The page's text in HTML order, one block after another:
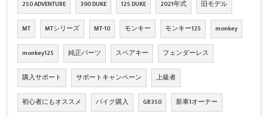
250 ADVENTURE 390 DUKE 125 DUKE 2021年式 旧モデル
MT MTシリーズ MT-10 モンキー モンキー125 monkey
monkey125 純正パーツ スペアキー フェンダーレス
購入サポート サポートキャンペーン 上級者
初心者にもオススメ バイク購入 GB350 新車1オーナー